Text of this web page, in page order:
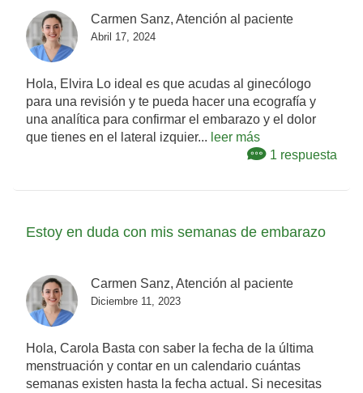
Carmen Sanz, Atención al paciente
Abril 17, 2024
Hola, Elvira Lo ideal es que acudas al ginecólogo
para una revisión y te pueda hacer una ecografía y
una analítica para confirmar el embarazo y el dolor
que tienes en el lateral izquier... leer más
1 respuesta
Estoy en duda con mis semanas de embarazo
Carmen Sanz, Atención al paciente
Diciembre 11, 2023
Hola, Carola Basta con saber la fecha de la última
menstruación y contar en un calendario cuántas
semanas existen hasta la fecha actual. Si necesitas